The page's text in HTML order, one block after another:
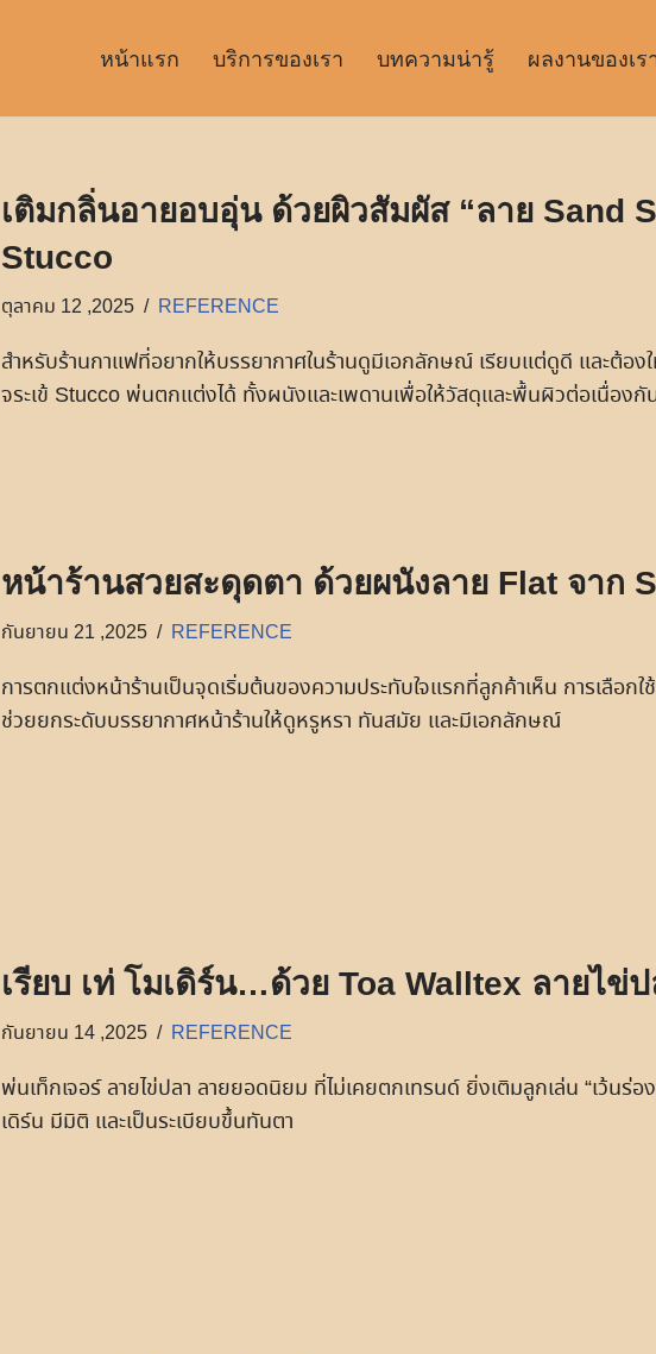
หน้าแรก บริการของเรา บทความน่ารู้ ผลงานของเร
เติมกลิ่นอายอบอุ่น ด้วยผิวสัมผัส “ลาย Sand
Stucco
ตุลาคม 12 ,2025 REFERENCE
สำหรับร้านกาแฟที่อยากให้บรรยากาศในร้านดูมีเอกลักษณ์ เรียบแต่ดูดี และต้อง
จระเข้ Stucco พ่นตกแต่งได้ ทั้งผนังและเพดานเพื่อให้วัสดุและพื้นผิวต่อเนื่องกั
หน้าร้านสวยสะดุดตา ด้วยผนังลาย Flat จาก
กันยายน 21 ,2025 REFERENCE
การตกแต่งหน้าร้านเป็นจุดเริ่มต้นของความประทับใจแรกที่ลูกค้าเห็น การเลือ
ช่วยยกระดับบรรยากาศหน้าร้านให้ดูหรูหรา ทันสมัย และมีเอกลักษณ์
เรียบ เท่ โมเดิร์น…ด้วย Toa Walltex ลายไข่
กันยายน 14 ,2025 REFERENCE
พ่นเท็กเจอร์ ลายไข่ปลา ลายยอดนิยม ที่ไม่เคยตกเทรนด์ ยิ่งเติมลูกเล่น “เว้นร่
เดิร์น มีมิติ และเป็นระเบียบขึ้นทันตา